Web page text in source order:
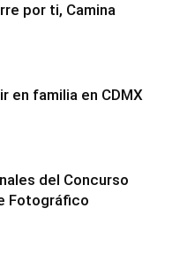
por ti, Camina
en familia en CDMX
del Concurso
Fotográfico